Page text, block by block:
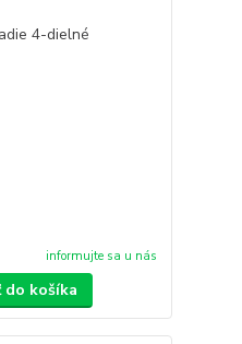
informujte sa u nás
do košíka